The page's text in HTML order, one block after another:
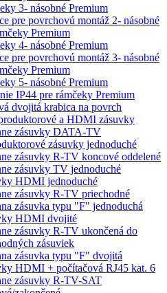
3- násobné Premium
pre povrchovú montáž 2- násobné
Premium
4- násobné Premium
pre povrchovú montáž 3- násobné
Premium
5- násobné Premium
IP44 pre rámčeky Premium
dvojitá krabica na povrch
a HDMI zásuvky
zásuvky DATA-TV
zásuvky jednoduché
zásuvky R-TV koncové oddelené
zásuvky TV jednoduché
HDMI jednoduché
zásuvky R-TV priechodné
zásuvka typu "F" jednoduchá
HDMI dvojité
zásuvky R-TV ukončená do
zásuviek
zásuvka typu "F" dvojitá
HDMI + počítačová RJ45 kat. 6
zásuvky R-TV-SAT